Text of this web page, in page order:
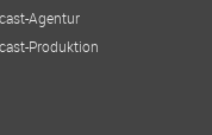
Agentur
Produktion